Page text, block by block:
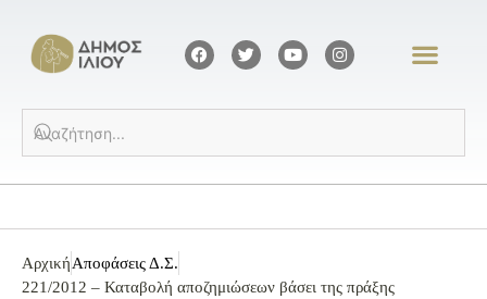
ΑρχικήΑποφάσεις Δ.Σ.
221/2012 – Καταβολή αποζημιώσεων βάσει της πράξης